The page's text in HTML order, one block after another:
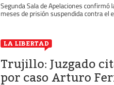
Segunda Sala de Apelaciones confirmó
meses de prisión suspendida contra el
LA LIBERTAD
Trujillo: Juzgado
por caso Arturo